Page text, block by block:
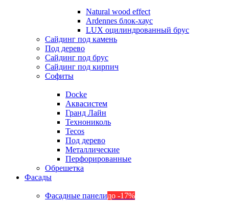
Natural wood effect
Ardennes блок-хаус
LUX оцилиндрованный брус
Сайдинг под камень
Под дерево
Сайдинг под брус
Сайдинг под кирпич
Софиты
Docke
Аквасистем
Гранд Лайн
Технониколь
Tecos
Под дерево
Металлические
Перфорированные
Обрешетка
Фасады
Фасадные панелидо -17%